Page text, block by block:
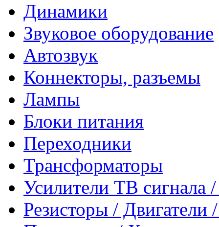
Динамики
Звуковое оборудование
Автозвук
Коннекторы, разъемы
Лампы
Блоки питания
Переходники
Трансформаторы
Усилители ТВ сигнала
Резисторы /